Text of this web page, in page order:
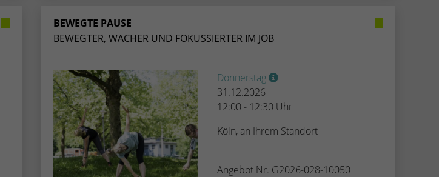
BEWEGTE PAUSE
BEWEGTER, WACHER UND FOKUSSIERTER IM JOB
Donnerstag
31.12.2026
12:00 - 12:30 Uhr
Köln, an Ihrem Standort
Angebot Nr. G2026-028-10050
oder Interessen und nutzt dazu
des Google Tag Manager, um
Anzeigenplatzierung zu vereinfachen.